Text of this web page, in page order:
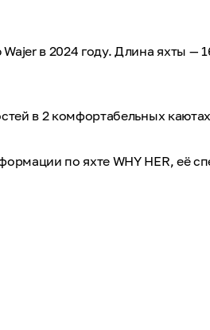
в 2024 году. Длина яхты —
в 2 комфортабельных
по яхте WHY HER, её